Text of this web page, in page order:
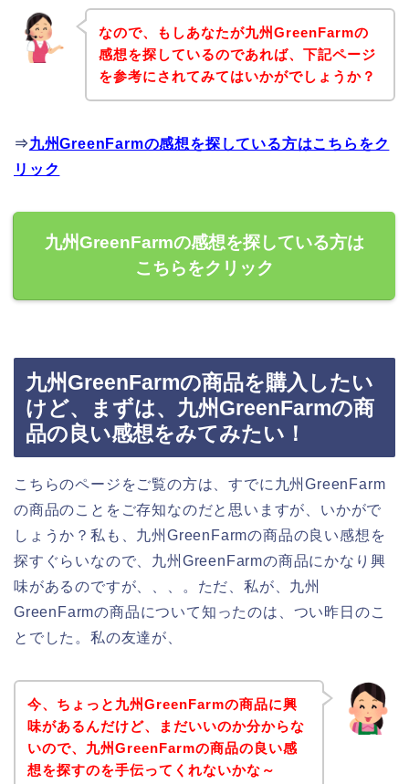
なので、もしあなたが九州GreenFarmの
感想を探しているのであれば、下記ページ
を参考にされてみてはいかがでしょうか？
⇒九州GreenFarmの感想を探している方はこちらをク
リック
九州GreenFarmの感想を探している方は
こちらをクリック
九州GreenFarmの商品を購入したい
けど、まずは、九州GreenFarmの商
品の良い感想をみてみたい！
こちらのページをご覧の方は、すでに九州GreenFarm
の商品のことをご存知なのだと思いますが、いかがで
しょうか？私も、九州GreenFarmの商品の良い感想を
探すぐらいなので、九州GreenFarmの商品にかなり興
味があるのですが、、、。ただ、私が、九州
GreenFarmの商品について知ったのは、つい昨日のこ
とでした。私の友達が、
今、ちょっと九州GreenFarmの商品に興
味があるんだけど、まだいいのか分からな
いので、九州GreenFarmの商品の良い感
想を探すのを手伝ってくれないかな～